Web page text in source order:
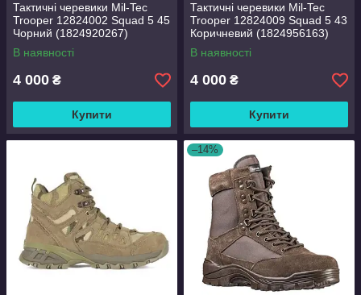
Тактичні черевики Mil-Tec
Trooper 12824002 Squad 5 45
Чорний (1824920267)
В наявності
4 000 ₴
Купити
Тактичні черевики Mil-Tec
Trooper 12824009 Squad 5 43
Коричневий (1824956163)
В наявності
4 000 ₴
Купити
–14%